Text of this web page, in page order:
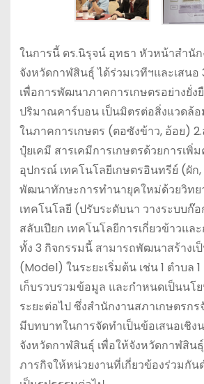
ในการนี้ ดร.นิรุจน์ อุทธา หัวหน้าสำนั
จังหวัดกาฬสินธุ์ ได้ร่วมเวทีฯและเสน
เพื่อการพัฒนาภาคการเกษตรอย่างยั่
ปริมาณคาร์บอน เป็นมิตรต่อสิ่งแวดล้อ
ในภาคการเกษตร (ตอซังข้าว, อ้อย)
ปุ๋ยเคมี สารเคมีการเกษตรด้วยการเพิ่
อุปกรณ์ เทคโนโลยีเกษตรอินทรีย์ (ผัก,
พัฒนาทักษะการทำนายุคใหม่ด้วยวิทย
เทคโนโลยี (ปรับระดับนา วางระบบก๊
สลับเปียก เทคโนโลยีการเกี่ยวข้าวแล
ทั้ง 3 กิจกรรมนี้ สามารถพัฒนาสร้างเ
(Model) ในระยะเริ่มต้น เช่น 1 ตำบล
เก็บรวบรวมข้อมูล และกำหนดเป็นนโ
ระยะต่อไป ซึ่งสำนักงานสภาเกษตรก
มีบทบาทในการจัดทำเป็นข้อเสนอเชิง
จังหวัดกาฬสินธุ์ เพื่อให้จังหวัดกาฬสิน
ภารกิจให้หน่วยงานที่เกี่ยวข้องร่วมกัน